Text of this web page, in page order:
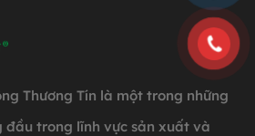
Thương Tín là một trong những
đầu trong lĩnh vực sản xuất và